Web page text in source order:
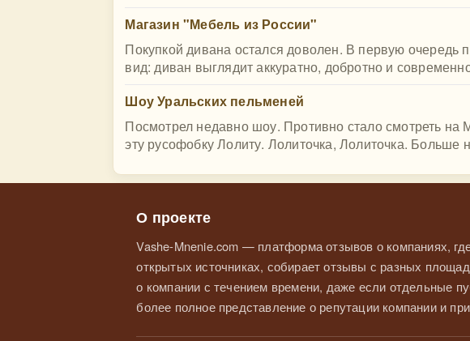
Магазин "Мебель из России"
Покупкой дивана остался доволен. В первую очередь
вид: диван выглядит аккуратно, добротно и
Шоу Уральских пельменей
Посмотрел недавно шоу. Противно стало смотреть на
эту русофобку Лолиту. Лолиточка, Лолиточка. Больше
О проекте
Vashe-Mnenie.com — платформа отзывов о компаниях,
открытых источниках, собирает отзывы с разных
о компании с течением времени, даже если отдельные
более полное представление о репутации компании и